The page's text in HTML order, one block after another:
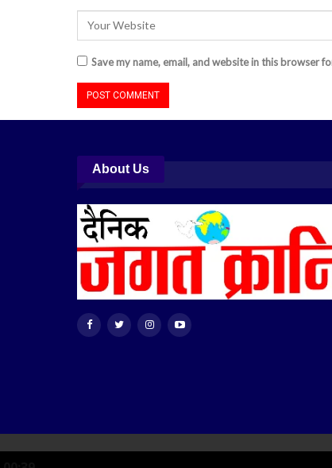
Save my name, email, and website in this browser
About Us